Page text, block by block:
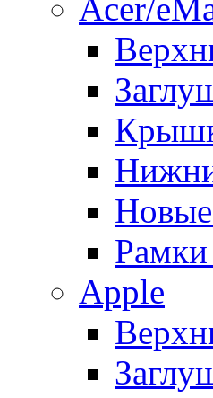
Acer/
Apple